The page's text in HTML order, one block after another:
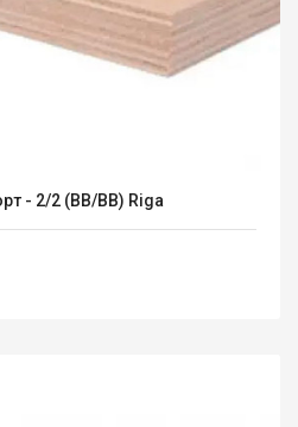
- 2/2 (ВВ/ВВ) Riga